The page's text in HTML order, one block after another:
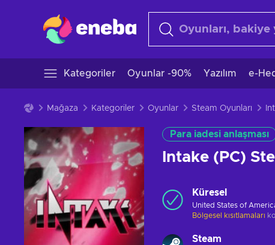
Kategoriler Oyunlar -90% Yazılım e-
Mağaza Kategoriler Oyunlar Steam Oyunları
Para iadesi anlaşması
Intake (PC)
Küresel
United States of
Bölgesel kısıtlamaları
Steam